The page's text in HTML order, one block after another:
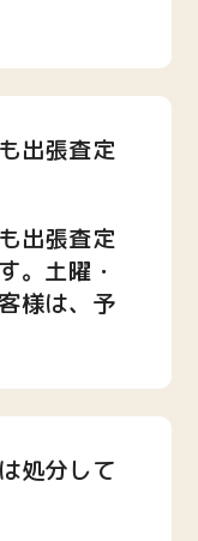
出張査定
出張査定
。土曜・
様は、予
処分して